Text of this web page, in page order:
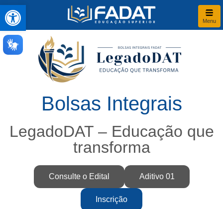
Abrir a barra de ferramentas
Menu
Bolsas Integrais
LegadoDAT – Educação que
transforma
Consulte o Edital Aditivo 01
Inscrição